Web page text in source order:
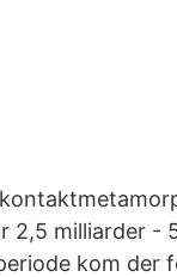
2,5 milliarder -
kom der